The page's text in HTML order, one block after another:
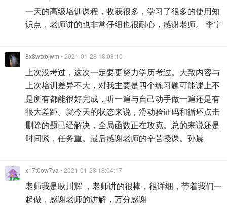
一天的高级培训课程，收获很多，学习了很多的使用知
识点，老师讲的也非常仔细也很耐心，感谢老师。 李宁
8x8wtxbjwm • 2021-01-28 18:08:10
上次没考过，这次一定要更努力学历考过。大致内容与
上次培训差异不大，对我主要是四个练习题可能课上不
是所有都能很好完成，听一遍与自己动手做一遍还是有
很大差距。就今天的状态来说，滑动验证码和循环点击
删除的题已经解决，全局函数正在攻克。总的来说还是
时间紧，任务重。最后感谢老师的辛苦授课。孙晨
x17t0ow7va • 2021-01-28 18:04:17
老师我是耿川辉 ，老师讲的很棒，很详细，带着我们一
起做，感谢老师的讲解，万分感谢